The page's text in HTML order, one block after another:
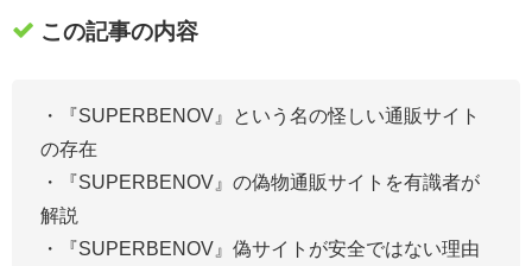
この記事の内容
・『SUPERBENOV 』
という名の怪しい通販サイト
の存在
・『SUPERBENOV 』の偽物通販サイトを有識者が
解説
・『SUPERBENOV 』偽サイトが安全ではない理由